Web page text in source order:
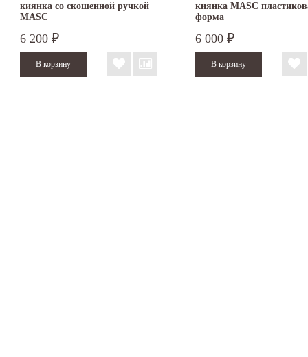
киянка со скошенной ручкой
MASC
6 200 ₽
киянка MASC
форма
6 000 ₽